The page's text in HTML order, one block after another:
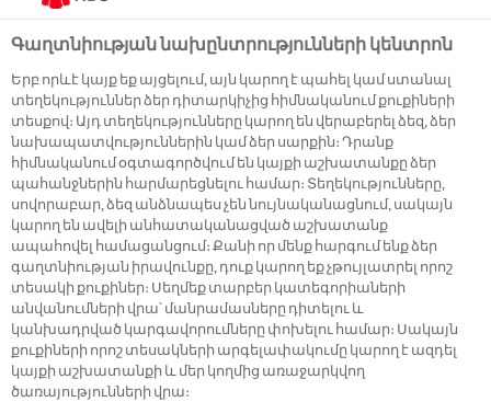
Մենք նաև կենտրոնանում են մեր
ապրանքատեսակների ընդլայնման վրա։
Հյութի շրջանակներում մենք կենտրոնանում
ենք արտադրանքի շերտավորման վրա ՝
պրեմիում եկամտի հնարավորությունները
օգտագործելու համար։ Ռուսաստանում,
որտեղ մեր հյութի բիզնեսը ներկայացնում է
մեր ապրանքատեսականու զգալի մասը,
մենք ունենք շարունակական
նորարարության պատմություն, որն
աջակցում է ավելի բարձր եկամուտների
ապահովման։
Գաղտնիության նախընտրությունների կենտրոն
Երբ որևէ կայք եք այցելում, այն կարող է պահել կամ ստանալ
տեղեկություններ ձեր դիտարկիչից հիմնականում քուքիների
տեսքով։ Այդ տեղեկությունները կարող են վերաբերել ձեզ, ձեր
նախապատվություններին կամ ձեր սարքին։ Դրանք
հիմնականում օգտագործվում են կայքի աշխատանքը ձեր
պահանջներին հարմարեցնելու համար։ Տեղեկությունները,
սովորաբար, ձեզ անձնապես չեն նույնականացնում, սակայն
կարող են ավելի անհատականացված աշխատանք
ապահովել համացանցում։ Քանի որ մենք հարգում ենք ձեր
գաղտնիության իրավունքը, դուք կարող եք չթույլատրել որոշ
տեսակի քուքիներ։ Սեղմեք տարբեր կատեգորիաների
անվանումների վրա՝ մանրամասները դիտելու և
կանխադրված կարգավորումները փոխելու համար։ Սակայն
քուքիների որոշ տեսակների արգելափակումը կարող է ազդել
կայքի աշխատանքի և մեր կողմից առաջարկվող
ծառայությունների վրա։